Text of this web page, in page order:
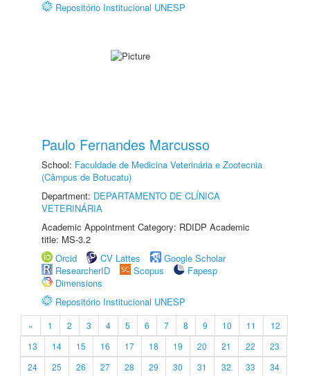
Repositório Institucional UNESP
Paulo Fernandes Marcusso
School: Faculdade de Medicina Veterinária e Zootecnia
(Câmpus de Botucatu)
Department: DEPARTAMENTO DE CLÍNICA
VETERINÁRIA
Academic Appointment Category: RDIDP Academic
title: MS-3.2
Orcid
CV Lattes
Google Scholar
ResearcherID
Scopus
Fapesp
Dimensions
Repositório Institucional UNESP
« 1 2 3 4 5 6 7 8 9 10 11
12
13
14 15 16 17 18 19 20 21 22
23
24
25 26 27 28 29 30 31 32 33
34